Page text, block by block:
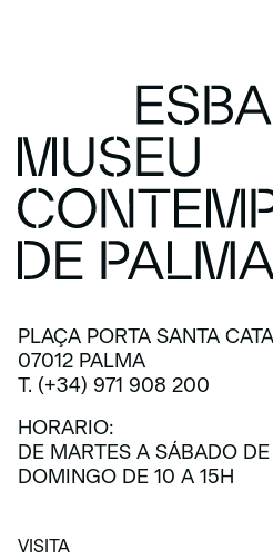
PLAÇA PORTA SANTA
07012 PALMA
T. (+34) 971 908 200
HORARIO:
DE MARTES A SÁBADO
DOMINGO DE 10 A 15H
VISITA